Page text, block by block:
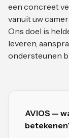
een concreet
vanuit uw
Ons doel is
leveren,
ondersteunen
AVIOS —